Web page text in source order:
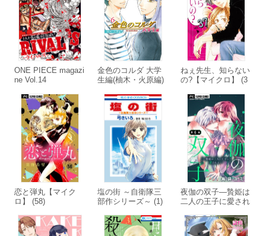
ONE PIECE magazi
ne Vol.14
金色のコルダ 大学
生編(柚木・火原編)
ねぇ先生、知らない
の?【マイクロ】 (3
恋と弾丸【マイク
ロ】 (58)
塩の街 ～自衛隊三
部作シリーズ～ (1)
夜伽の双子―贄姫は
二人の王子に愛され
(6)